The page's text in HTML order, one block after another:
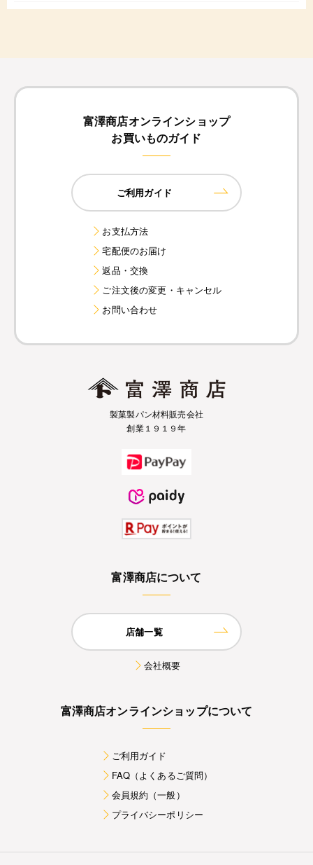
富澤商店オンラインショップ
お買いものガイド
ご利用ガイド
お支払方法
宅配便のお届け
返品・交換
ご注文後の変更・キャンセル
お問い合わせ
製菓製パン材料販売会社
創業１９１９年
富澤商店について
店舗一覧
会社概要
富澤商店オンラインショップについて
ご利用ガイド
FAQ（よくあるご質問）
会員規約（一般）
プライバシーポリシー